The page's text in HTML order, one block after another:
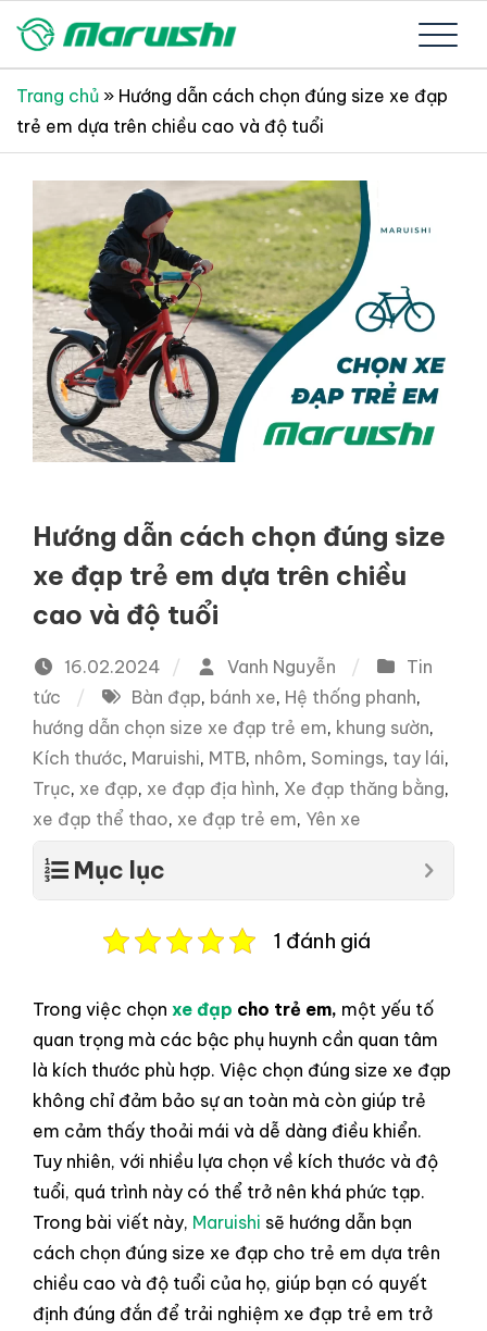
Skip
content
Xe đạp Nhật Bản Maruishi –
Since 1894
Xe đạp Nhật Bản nguyên thùng mới 100%
Trang chủ » Hướng dẫn cách chọn đúng size xe đạp
trẻ em dựa trên chiều cao và độ tuổi
Hướng dẫn cách chọn đúng size
xe đạp trẻ em dựa trên chiều
cao và độ tuổi
16.02.2024 Vanh Nguyễn
Tin
tức
Bàn đạp, bánh xe, Hệ thống phanh,
hướng dẫn chọn size xe đạp trẻ em, khung sườn,
Kích thước, Maruishi, MTB, nhôm, Somings, tay lái,
Trục, xe đạp, xe đạp địa hình, Xe đạp thăng bằng,
xe đạp thể thao, xe đạp trẻ em, Yên xe
Mục lục
1 đánh giá
Trong việc chọn xe đạp cho trẻ em, một yếu tố
quan trọng mà các bậc phụ huynh cần quan tâm
là kích thước phù hợp. Việc chọn đúng size xe đạp
không chỉ đảm bảo sự an toàn mà còn giúp trẻ
em cảm thấy thoải mái và dễ dàng điều khiển.
Tuy nhiên, với nhiều lựa chọn về kích thước và độ
tuổi, quá trình này có thể trở nên khá phức tạp.
Trong bài viết này, Maruishi sẽ hướng dẫn bạn
cách chọn đúng size xe đạp cho trẻ em dựa trên
chiều cao và độ tuổi của họ, giúp bạn có quyết
định đúng đắn để trải nghiệm xe đạp trẻ em trở